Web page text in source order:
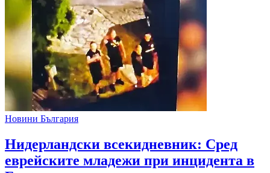
Новини България
Нидерландски всекидневник: Сред
еврейските младежи при инцидента в